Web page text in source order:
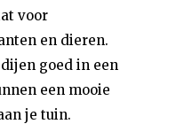
voor
en dieren.
goed in een
een mooie
je tuin.